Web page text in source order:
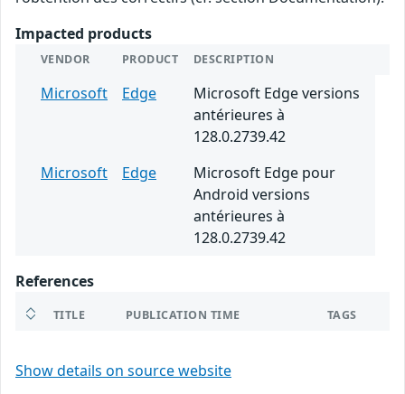
Impacted products
VENDOR PRODUCT DESCRIPTION
Microsoft Edge
Microsoft Edge versions
antérieures à
128.0.2739.42
Microsoft
Edge
Microsoft Edge pour
Android versions
antérieures à
128.0.2739.42
References
TITLE PUBLICATION TIME TAGS
Show details on source website